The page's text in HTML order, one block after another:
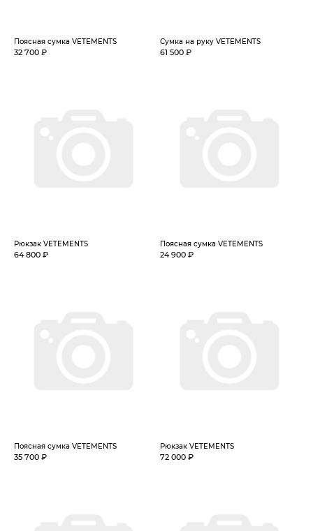
Поясная сумка VETEMENTS
32 700 ₽
Сумка на руку VETEMENTS
61 500 ₽
Рюкзак VETEMENTS
64 800 ₽
Поясная сумка VETEMENTS
24 900 ₽
Поясная сумка VETEMENTS
35 700 ₽
Рюкзак VETEMENTS
72 000 ₽